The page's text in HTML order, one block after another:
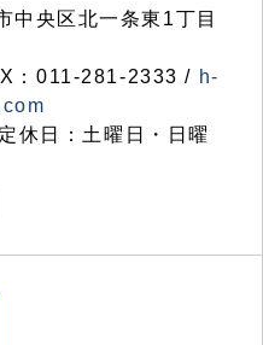
央区北一条東1丁目
：011-281-2333 / h-
休日：土曜日・日曜